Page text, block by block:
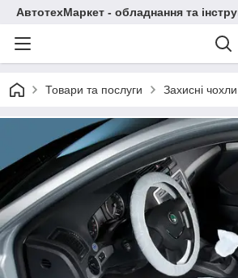
АвтотехМаркет - обладнання та
Товари та послуги Захисні